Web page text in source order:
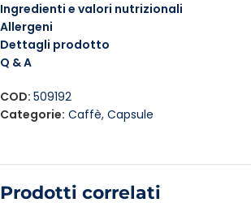
Ingredienti e valori nutrizionali
Allergeni
Dettagli prodotto
Q & A
COD: 509192
Categorie: Caffè, Capsule
Prodotti correlati